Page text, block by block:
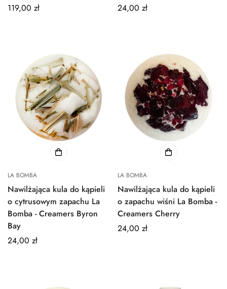
Normalna
119,00 zł
Normalna
24,00 zł
LA BOMBA
Nawilżająca kula do kąpieli
o cytrusowym zapachu La
Bomba - Creamers Byron
Bay
Normalna
24,00 zł
LA BOMBA
Nawilżająca kula do kąpieli
o zapachu wiśni La Bomba -
Creamers Cherry
Normalna
24,00 zł